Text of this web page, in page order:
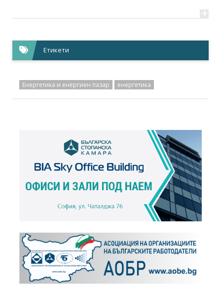
+
Етикети
Енергетика и енергиен пазар енергетика